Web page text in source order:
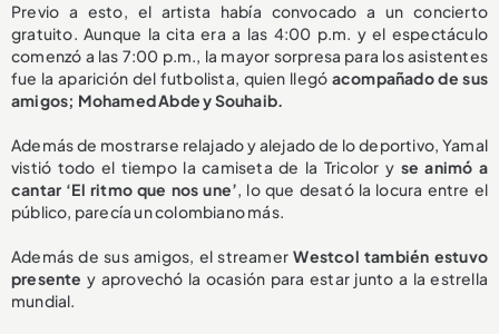
Previo a esto, el artista había convocado a un concierto
gratuito. Aunque la cita era a las 4:00 p.m. y el espectáculo
comenzó a las 7:00 p.m., la mayor sorpresa para los asistentes
fue la aparición del futbolista, quien llegó acompañado de sus
amigos; Mohamed Abde y Souhaib.
Además de mostrarse relajado y alejado de lo deportivo, Yamal
vistió todo el tiempo la camiseta de la Tricolor y se animó a
cantar ‘El ritmo que nos une’, lo que desató la locura entre el
público, parecía un colombiano más.
Además de sus amigos, el streamerWestcol también estuvo
presente y aprovechó la ocasión para estar junto a la estrella
mundial.